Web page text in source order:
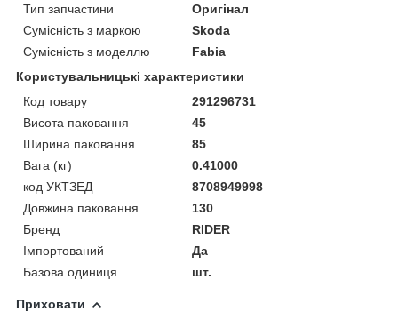
Тип запчастини
Оригінал
Сумісність з маркою
Skoda
Сумісність з моделлю
Fabia
Користувальницькі характеристики
Код товару
291296731
Висота паковання
45
Ширина паковання
85
Вага (кг)
0.41000
код УКТЗЕД
8708949998
Довжина паковання
130
Бренд
RIDER
Імпортований
Да
Базова одиниця
шт.
Приховати